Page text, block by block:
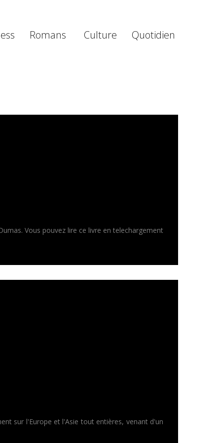
Romans Culture Quotidien
Vous pouvez lire ce livre en telechargement
sur l'Europe et l'Asie tout entières, venant d'un